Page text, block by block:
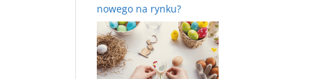
nowego na rynku?